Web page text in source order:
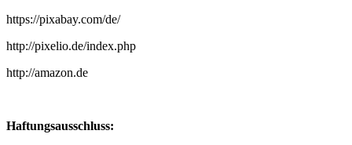
https://pixabay.com/de/
http://pixelio.de/index.php
http://amazon.de
Haftungsausschluss: